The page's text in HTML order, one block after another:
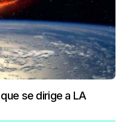
se dirige a LA